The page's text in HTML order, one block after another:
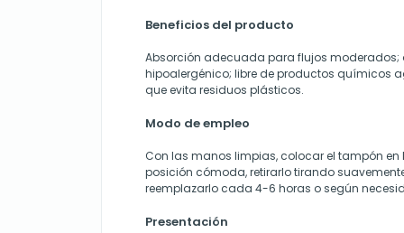
Beneficios del producto
Absorción adecuada para flujos
hipoalergénico; libre de productos químicos
que evita residuos plásticos.
Modo de empleo
Con las manos limpias, colocar el tampón
posición cómoda, retirarlo tirando
reemplazarlo cada 4-6 horas o según
Presentación